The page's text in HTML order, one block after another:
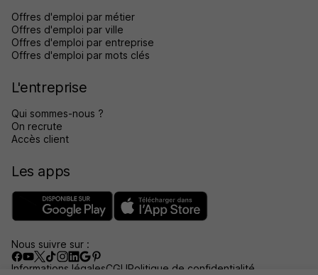
Offres d'emploi par métier
Offres d'emploi par ville
Offres d'emploi par entreprise
Offres d'emploi par mots clés
L'entreprise
Qui sommes-nous ?
On recrute
Accès client
Les apps
Nous suivre sur :
Informations légalesCGUPolitique de confidentialité